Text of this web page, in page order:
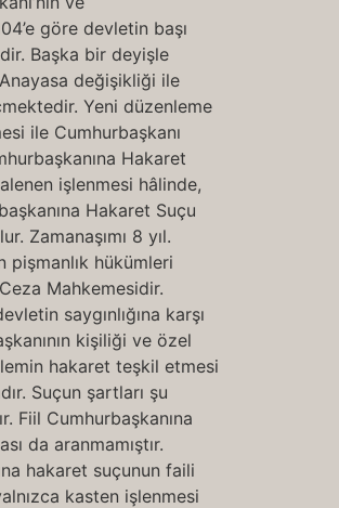
göre devletin başı
Başka bir deyişle
değişikliği ile
Yeni düzenleme
ile Cumhurbaşkanı
Hakaret
işlenmesi hâlinde,
Hakaret Suçu
Zamanaşımı 8 yıl.
hükümleri
Mahkemesidir.
saygınlığına karşı
kişiliği ve özel
hakaret teşkil etmesi
Suçun şartları şu
Fiil Cumhurbaşkanına
da aranmamıştır.
hakaret suçunun faili
kasten işlenmesi